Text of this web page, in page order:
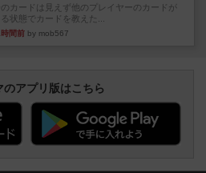
のカードは見えず他のプレイヤーのカードが
る状態でカードを教えた...
間前 by mob567
のアプリ版はこちら